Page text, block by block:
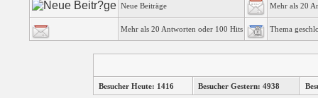
Neue Beiträge Mehr als 20
Mehr als 20 Antworten oder 100 Hits Thema
Besucher Heute: 1416 Besucher Gestern: 4938